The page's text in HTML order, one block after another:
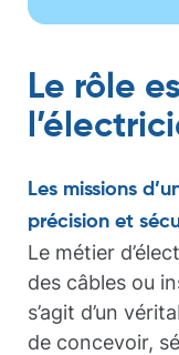
Le rôle
Les missions
précision et
Le métier
des câbles ou
s’agit d’un
de concevoir,